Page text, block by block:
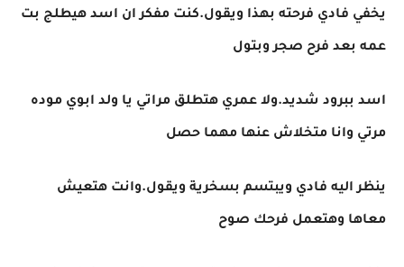
يخفي فادي فرحته بهذا ويقول.كنت مفكر ان اسد هيطلج بت
عمه بعد فرح صجر وبتول
اسد ببرود شديد.ولا عمري هتطلق مراتي يا ولد ابوي موده
مرتي وانا متخلاش عنها مهما حصل
ينظر اليه فادي ويبتسم بسخرية ويقول.وانت هتعيش
معاها وهتعمل فرحك صوح